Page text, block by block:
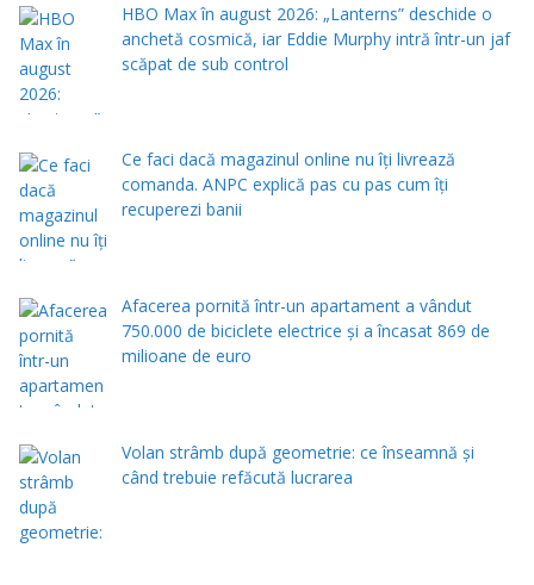
HBO Max în august 2026: „Lanterns” deschide o
anchetă cosmică, iar Eddie Murphy intră într-un jaf
scăpat de sub control
Ce faci dacă magazinul online nu îți livrează
comanda. ANPC explică pas cu pas cum îți
recuperezi banii
Afacerea pornită într-un apartament a vândut
750.000 de biciclete electrice și a încasat 869 de
milioane de euro
Volan strâmb după geometrie: ce înseamnă și
când trebuie refăcută lucrarea